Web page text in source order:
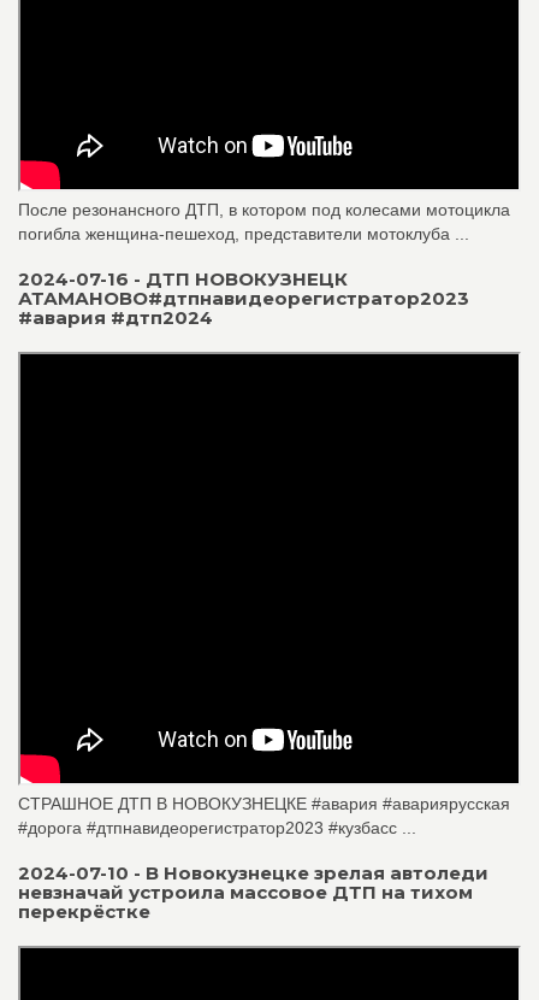
После резонансного ДТП, в котором под колесами мотоцикла
погибла женщина-пешеход, представители мотоклуба ...
2024-07-16 - ДТП НОВОКУЗНЕЦК
АТАМАНОВО#дтпнавидеорегистратор2023
#авария #дтп2024
СТРАШНОЕ ДТП В НОВОКУЗНЕЦКЕ #авария #авариярусская
#дорога #дтпнавидеорегистратор2023 #кузбасс ...
2024-07-10 - В Новокузнецке зрелая автоледи
невзначай устроила массовое ДТП на тихом
перекрёстке